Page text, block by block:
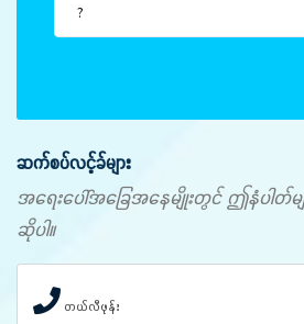
ဆက်စပ်လင့်ခ်များ
အရေးပေါ်အခြေအနေမျိုးတွင် ဤနံပါတ်မ
ဆိုပါ။
တယ်လီဖုန်း